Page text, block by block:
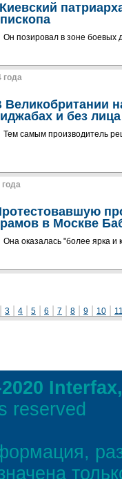
Он позировал в зоне боевых
года
Великобритании
и без лица
Тем самым производитель
года
в Москве
Она оказалась "более ярка и
3 4 5 6 7 8 9 10
reserved